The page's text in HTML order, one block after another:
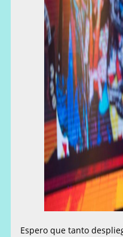
Espero que tanto